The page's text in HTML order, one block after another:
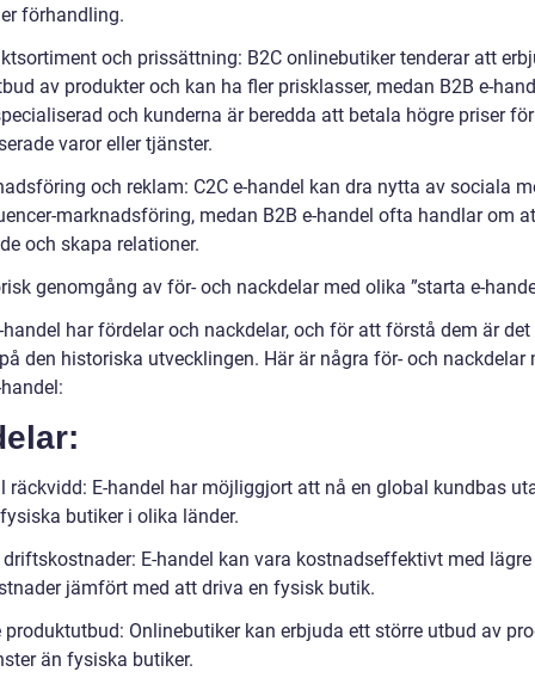
förhandling.
och prissättning: B2C onlinebutiker tenderar att
av produkter och kan ha fler prisklasser, medan B2B e-
och kunderna är beredda att betala högre priser för
varor eller tjänster.
och reklam: C2C e-handel kan dra nytta av sociala
marknadsföring, medan B2B e-handel ofta handlar om
och skapa relationer.
genomgång av för- och nackdelar med olika ”starta e-
handel har fördelar och nackdelar, och för att förstå dem är
den historiska utvecklingen. Här är några för- och nackdelar
räckvidd: E-handel har möjliggjort att nå en global kundbas
butiker i olika länder.
E-handel kan vara kostnadseffektivt med lägre
jämfört med att driva en fysisk butik.
produktutbud: Onlinebutiker kan erbjuda ett större utbud av
än fysiska butiker.